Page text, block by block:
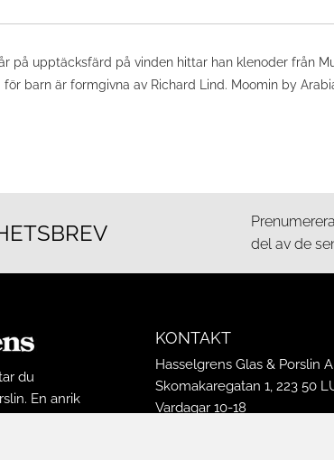
på upptäcksfärd på vinden hittar han klenoder från
barn är formgivna av Richard Lind. Moomin by
del av de
du
En anrik
KONTAKT
Hasselgrens Glas & Porslin
Skomakaregatan 1, 223 50
Vardagar 10-18